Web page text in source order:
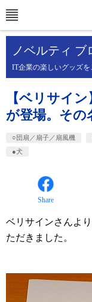
ノベルティ ブ
IT企業の楽しいグッズを
【ベリサイ
が登場。その
○団扇／扇子／扇風機
●犬
Share
ベリサインさんよ
ただきました。